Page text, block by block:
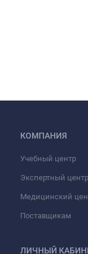
КОМПАНИЯ
Учебный центр
Экспертный центр
Медицинский
Поставщикам
ЛИЧНЫЙ